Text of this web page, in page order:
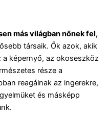
más világban nőnek fel,
társaik. Ők azok, akik
a képernyő, az okoseszköz
része a
reagálnak az ingerekre,
és másképp